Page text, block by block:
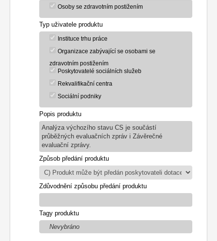
Osoby se zdravotním postižením
Typ uživatele produktu
Instituce trhu práce
Organizace zabývající se osobami se
zdravotním postižením
Poskytovatelé sociálních služeb
Rekvalifikační centra
Sociální podniky
Popis produktu
Analýza výchozího stavu CS je součástí
průběžných evaluačních zpráv i Závěrečné
evaluační zprávy.
Způsob předání produktu
Zdůvodnění způsobu předání produktu
Tagy produktu
Nevybráno